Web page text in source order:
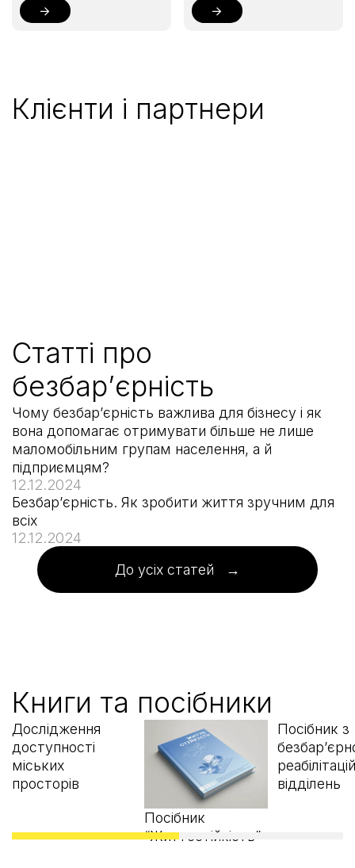
Клієнти і партнери
Статті про
безбар’єрність
Чому безбар’єрність важлива для бізнесу і як
вона допомагає отримувати більше не лише
маломобільним групам населення, а й
підприємцям?
12.12.2024
Безбар’єрність. Як зробити життя зручним для
всіх
12.12.2024
До усіх статей →
Книги та посібники
Дослідження
доступності
міських
просторів
Посібник
“Життєстійкість”
Посібник з
відділень
посібники